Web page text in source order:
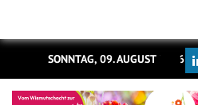
SONNTAG, 09. AUGUST 2026